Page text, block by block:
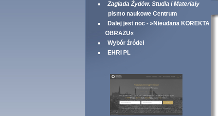
Zagłada Żydów. Studia i Materiały
pismo naukowe Centrum
Dalej jest noc - »Nieudana KOREKTA
OBRAZU«
Wybór źródeł
EHRI PL